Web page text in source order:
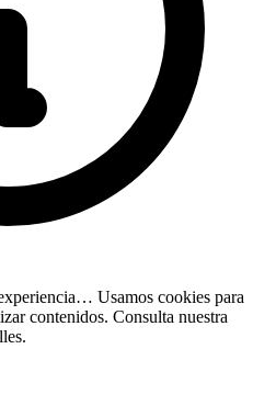
Usamos cookies para
contenidos. Consulta nuestra